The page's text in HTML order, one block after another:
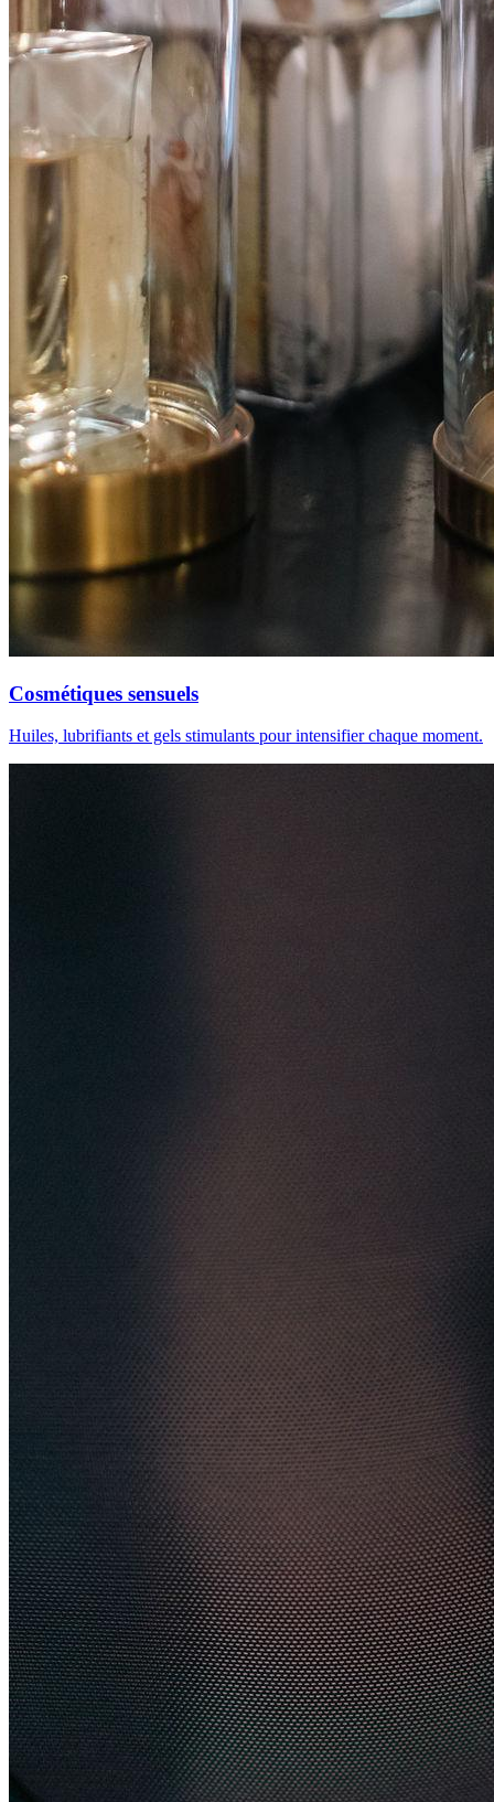
Cosmétiques sensuels
Huiles, lubrifiants et gels stimulants pour intensifier chaque moment.